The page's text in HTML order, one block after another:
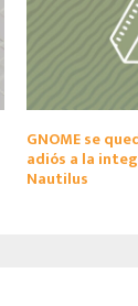
GNOME se
adiós a la
Nautilus